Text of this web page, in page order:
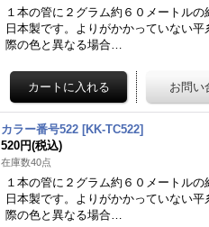
１本の管に２グラム約６０メートル
日本製です。よりがかかっていない
際の色と異なる場合…
カラー番号522 [KK-TC522]
520円(税込)
在庫数40点
１本の管に２グラム約６０メートル
日本製です。よりがかかっていない
際の色と異なる場合…